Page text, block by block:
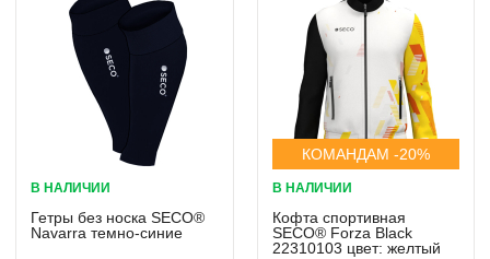
В НАЛИЧИИ
Гетры без носка SECO®
Navarra темно-синие
КОМАНДАМ -20%
В НАЛИЧИИ
Кофта спортивная
SECO® Forza Black
22310103 цвет: желтый